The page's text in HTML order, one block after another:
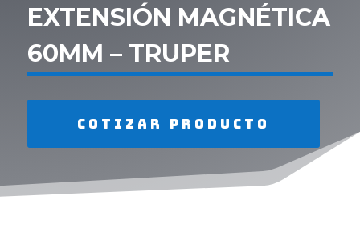
EXTENSIÓN MAGNÉTICA
60MM – TRUPER
Cotizar producto